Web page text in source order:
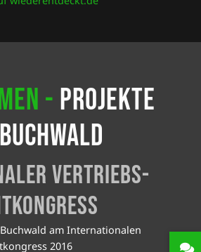
- Projekte
Vertriebs­
am Internationalen
2016